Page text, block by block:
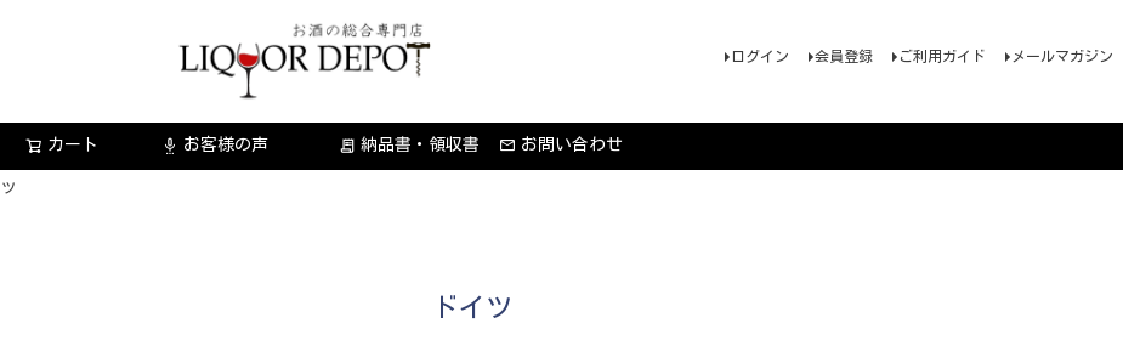
ログイン 会員登録 ご利用ガイド メールマガジン
カート settings_voice お客様の声 receipt_long 納品書・領収書 お問い合わせ
ツ
ドイツ